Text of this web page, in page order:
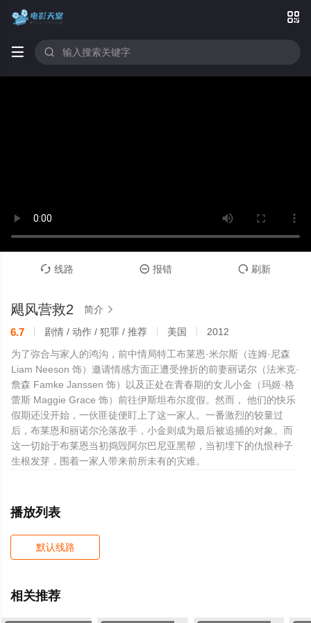

 
 线路  报错  刷新
飓风营救2 简介 
6.7 剧情 / 动作 / 犯罪 / 推荐 美国
2012
为了弥合与家人的鸿沟，前中情局特工布莱恩·米尔斯（连姆·尼森
Liam Neeson 饰）邀请情感方面正遭受挫折的前妻丽诺尔（法米克·
詹森 Famke Janssen 饰）以及正处在青春期的女儿小金（玛姬·格
蕾斯 Maggie Grace 饰）前往伊斯坦布尔度假。然而， 他们的快乐
假期还没开始，一伙匪徒便盯上了这一家人。一番激烈的较量过
后，布莱恩和丽诺尔沦落敌手，小金则成为最后被追捕的对象。而
这一切始于布莱恩当初捣毁阿尔巴尼亚黑帮，当初埋下的仇恨种子
生根发芽，围着一家人带来前所未有的灾难。
播放列表
默认线路
相关推荐